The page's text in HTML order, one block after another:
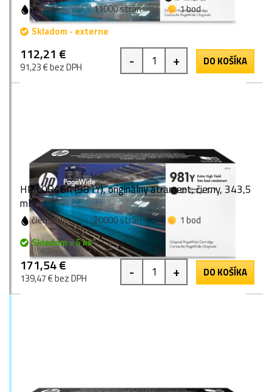
čierna 11000 strán
1 bod
Skladom - externe
112,21 €
91,23 € bez DPH - + DO KOŠÍKA
HP L0R16A (981Y), originálny atrament, čierny, 343,5
ml
čierna 20000 strán
1 bod
Skladom > 5 ks
171,54 €
139,47 € bez DPH - + DO KOŠÍKA